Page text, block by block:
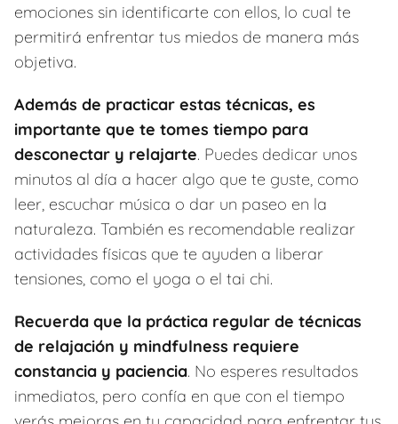
emociones sin identificarte con ellos, lo cual te
permitirá enfrentar tus miedos de manera más
objetiva.
Además de practicar estas técnicas, es
importante que te tomes tiempo para
desconectar y relajarte. Puedes dedicar unos
minutos al día a hacer algo que te guste, como
leer, escuchar música o dar un paseo en la
naturaleza. También es recomendable realizar
actividades físicas que te ayuden a liberar
tensiones, como el yoga o el tai chi.
Recuerda que la práctica regular de técnicas
de relajación y mindfulness requiere
constancia y paciencia. No esperes resultados
inmediatos, pero confía en que con el tiempo